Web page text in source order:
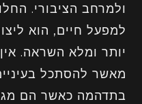
ולמרחב הציבורי.
למפעל חיים, הוא
יותר ומלא השראה.
מאשר להסתכל
בתדהמה כאשר הם